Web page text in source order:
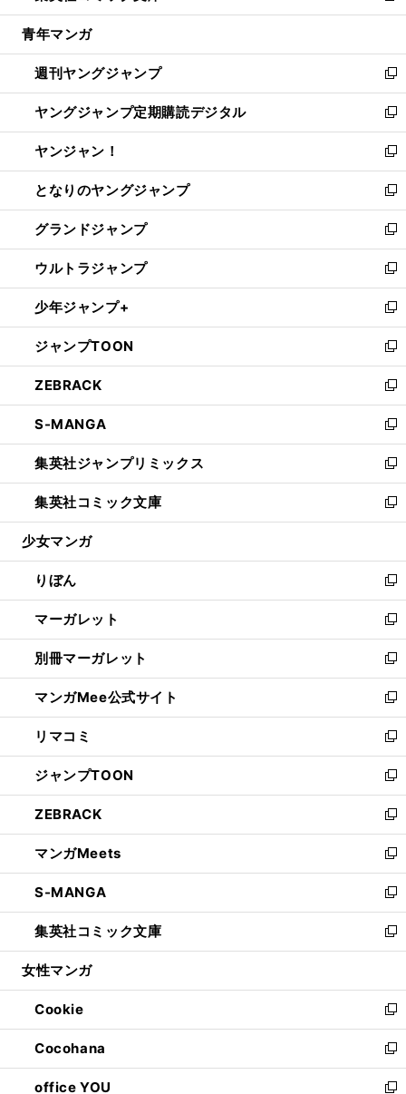
開
ウ
開
く
ン
ウ
で
開
く
ウ
ン
ド
ウ
で
開
く
し
ウ
ィ
ン
ド
ウ
で
開
く
青年マンガ
週刊ヤングジャンプ
新
し
い
ウ
ィ
ン
ド
ウ
で
開
く
ヤングジャンプ定期購読デジタル
新
し
い
ウ
ィ
ン
ド
ウ
で
開
く
ヤンジャン！
新
し
い
ウ
ィ
ン
ド
ウ
で
開
く
となりのヤングジャンプ
新
し
い
ウ
ィ
ン
ド
ウ
で
開
く
グランドジャンプ
新
し
い
ウ
ィ
ン
ド
ウ
で
開
く
ウルトラジャンプ
新
し
い
ウ
ィ
ン
ド
ウ
で
開
く
少年ジャンプ+
新
し
い
ウ
ィ
ン
ド
ウ
で
開
く
ジャンプTOON
新
し
い
ウ
ィ
ン
ド
ウ
で
開
ZEBRACK
新
し
い
ウ
ィ
ン
ド
ウ
開
く
S-MANGA
新
し
い
ウ
ィ
ン
ウ
で
開
く
集英社ジャンプリミックス
新
し
い
ウ
ン
ド
ウ
で
開
く
集英社コミック文庫
新
し
ウ
ィ
ン
ド
ウ
で
開
く
少女マンガ
りぼん
新
し
い
ウ
ィ
ン
ド
ウ
で
開
く
マーガレット
新
し
い
ウ
ィ
ン
ド
ウ
で
開
く
別冊マーガレット
新
し
い
ウ
ィ
ン
ド
ウ
で
開
く
マンガMee公式サイト
新
し
い
ウ
ィ
ン
ド
ウ
で
開
く
リマコミ
新
し
い
ウ
ィ
ン
ド
ウ
で
開
く
ジャンプTOON
新
し
い
ウ
ィ
ン
ド
ウ
で
開
ZEBRACK
新
し
い
ウ
ィ
ン
ド
ウ
開
く
マンガMeets
新
し
い
ウ
ィ
ン
ウ
で
開
く
S-MANGA
新
し
い
ウ
ン
ド
ウ
で
開
く
集英社コミック文庫
新
し
ウ
ィ
ン
ド
ウ
で
女性マンガ
Cookie
新
し
い
ウ
ィ
Cocohana
新
し
い
office YOU